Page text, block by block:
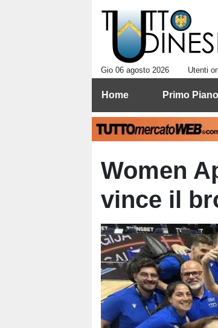
Gio 06 agosto 2026 Utenti
Home Primo Piano
Women
vince il